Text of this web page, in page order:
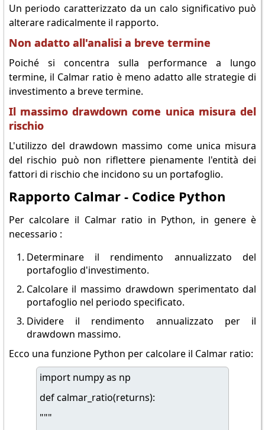
Un periodo caratterizzato da un calo significativo può
alterare radicalmente il rapporto.
Non adatto all'analisi a breve termine
Poiché si concentra sulla performance a lungo
termine, il Calmar ratio è meno adatto alle strategie di
investimento a breve termine.
Il massimo drawdown come unica misura del
rischio
L'utilizzo del drawdown massimo come unica misura
del rischio può non riflettere pienamente l'entità dei
fattori di rischio che incidono su un portafoglio.
Rapporto Calmar - Codice Python
Per calcolare il Calmar ratio in Python, in genere è
necessario :
Determinare il rendimento annualizzato del
portafoglio d'investimento.
Calcolare il massimo drawdown sperimentato dal
portafoglio nel periodo specificato.
Dividere il rendimento annualizzato per il
drawdown massimo.
Ecco una funzione Python per calcolare il Calmar ratio:
import numpy as np
def calmar_ratio(returns):
"""